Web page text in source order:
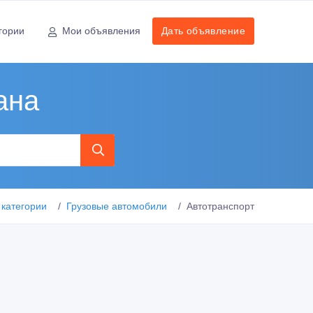
Мои объявления Дать объявление
Грузовые автомобили Автотранспорт